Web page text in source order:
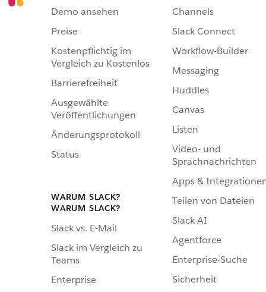
Demo ansehen
Preise
Kostenpflichtig im
Vergleich zu Kostenlos
Barrierefreiheit
Ausgewählte
Veröffentlichungen
Änderungsprotokoll
Status
WARUM SLACK?
WARUM SLACK?
Slack vs. E-Mail
Slack im Vergleich zu
Teams
Enterprise
Channels
Slack Connect
Workflow-Builder
Messaging
Huddles
Canvas
Listen
Video- und
Sprachnachrichten
Apps &
Teilen von Dateien
Slack AI
Agentforce
Enterprise-Suche
Sicherheit